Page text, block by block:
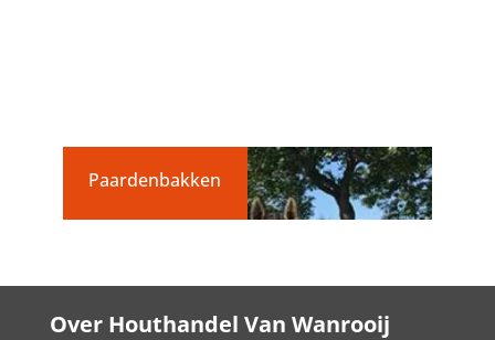
Paardenbakken
Over Houthandel Van Wanrooij